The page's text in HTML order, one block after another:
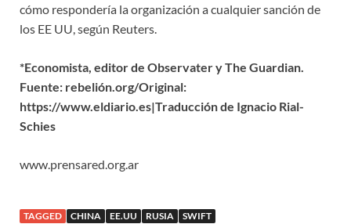
cómo respondería la organización a cualquier sanción de
los EE UU, según Reuters.
*Economista, editor de Observater y The Guardian.
Fuente: rebelión.org/Original:
https://www.eldiario.es|Traducción de Ignacio Rial-
Schies
www.prensared.org.ar
TAGGED CHINA EE.UU RUSIA SWIFT